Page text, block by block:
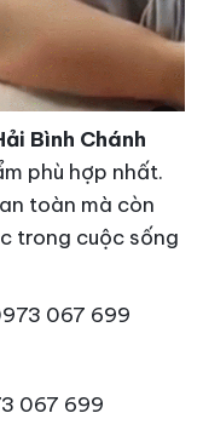
Bình Chánh
phù hợp nhất.
toàn mà còn
trong cuộc sống
067 699
067 699